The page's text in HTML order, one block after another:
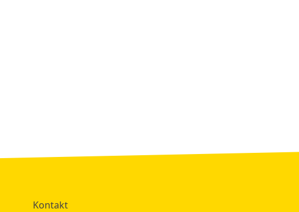
Kontakt